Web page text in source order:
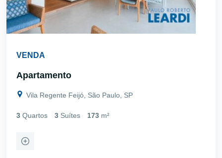
VENDA
Apartamento
Vila Regente Feijó, São Paulo, SP
3 Quartos 3 Suítes 173 m²